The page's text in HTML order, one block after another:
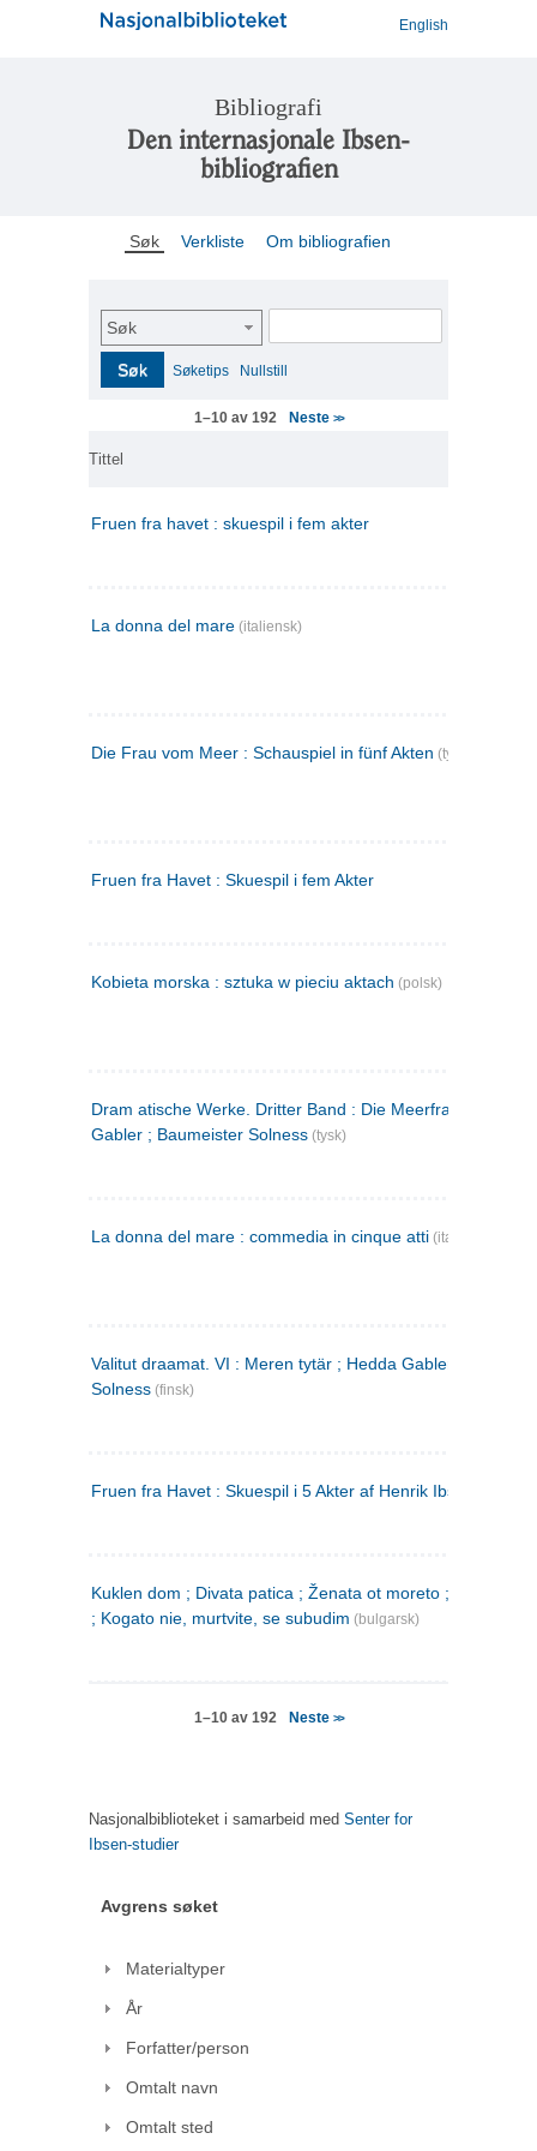
English
Bibliografi
Den internasjonale Ibsen-
bibliografien
Søk Verkliste Om bibliografien
Søk
Søk Søketips Nullstill
1–10 av 192 Neste >>
Tittel
Fruen fra havet : skuespil i fem akter
La donna del mare (italiensk)
Die Frau vom Meer : Schauspiel in fünf Akten (tysk)
Fruen fra Havet : Skuespil i fem Akter
Kobieta morska : sztuka w pieciu aktach (polsk)
Dram atische Werke. Dritter Band : Die Meerfrau ; Hedda
Gabler ; Baumeister Solness (tysk)
La donna del mare : commedia in cinque atti (italiensk)
Valitut draamat. VI : Meren tytär ; Hedda Gabler ;
Solness (finsk)
Fruen fra Havet : Skuespil i 5 Akter af Henrik Ibsen
Kuklen dom ; Divata patica ; Ženata ot moreto ; Malkijat
; Kogato nie, murtvite, se subudim (bulgarsk)
1–10 av 192 Neste >>
Nasjonalbiblioteket i samarbeid med Senter for
Ibsen-studier
Avgrens søket
Materialtyper
År
Forfatter/person
Omtalt navn
Omtalt sted